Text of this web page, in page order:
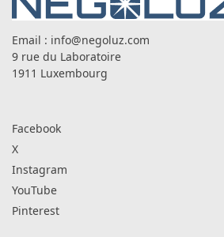
Email : info@negoluz.com
9 rue du Laboratoire
1911 Luxembourg
Facebook
X
Instagram
YouTube
Pinterest